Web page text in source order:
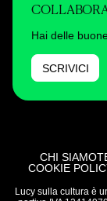
Hai delle
SCRIVICI
CHI SIAMO
COOKIE
Lucy sulla cultura è